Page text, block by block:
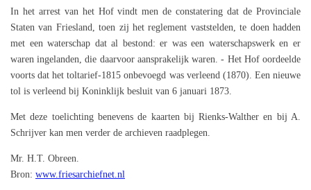
In het arrest van het Hof vindt men de constatering dat de Provinciale
Staten van Friesland, toen zij het reglement vaststelden, te doen hadden
met een waterschap dat al bestond: er was een waterschapswerk en er
waren ingelanden, die daarvoor aansprakelijk waren. - Het Hof oordeelde
voorts dat het toltarief-1815 onbevoegd was verleend (1870). Een nieuwe
tol is verleend bij Koninklijk besluit van 6 januari 1873.
Met deze toelichting benevens de kaarten bij Rienks-Walther en bij A.
Schrijver kan men verder de archieven raadplegen.
Mr. H.T. Obreen.
Bron: www.friesarchiefnet.nl